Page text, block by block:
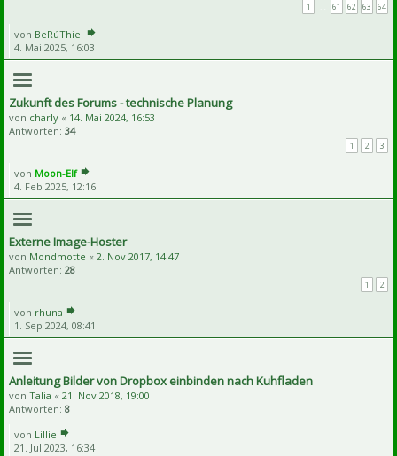
1 61 62 63 64
von BeRúThiel
4. Mai 2025, 16:03
Zukunft des Forums - technische Planung
von charly « 14. Mai 2024, 16:53
Antworten: 34
1 2 3
von Moon-Elf
4. Feb 2025, 12:16
Externe Image-Hoster
von Mondmotte « 2. Nov 2017, 14:47
Antworten: 28
1 2
von rhuna
1. Sep 2024, 08:41
Anleitung Bilder von Dropbox einbinden nach Kuhfladen
von Talia « 21. Nov 2018, 19:00
Antworten: 8
von Lillie
21. Jul 2023, 16:34